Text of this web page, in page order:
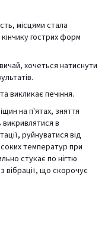
місцями стала
гострих форм
хочеться натиснути
викликає печіння.
на п'ятах, зняття
в
руйнуватися від
температур при
стукає по нігтю
вібрації, що скорочує